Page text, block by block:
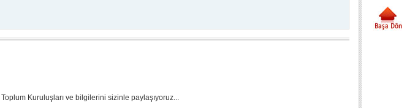
Kuruluşları ve bilgilerini sizinle paylaşıyoruz...